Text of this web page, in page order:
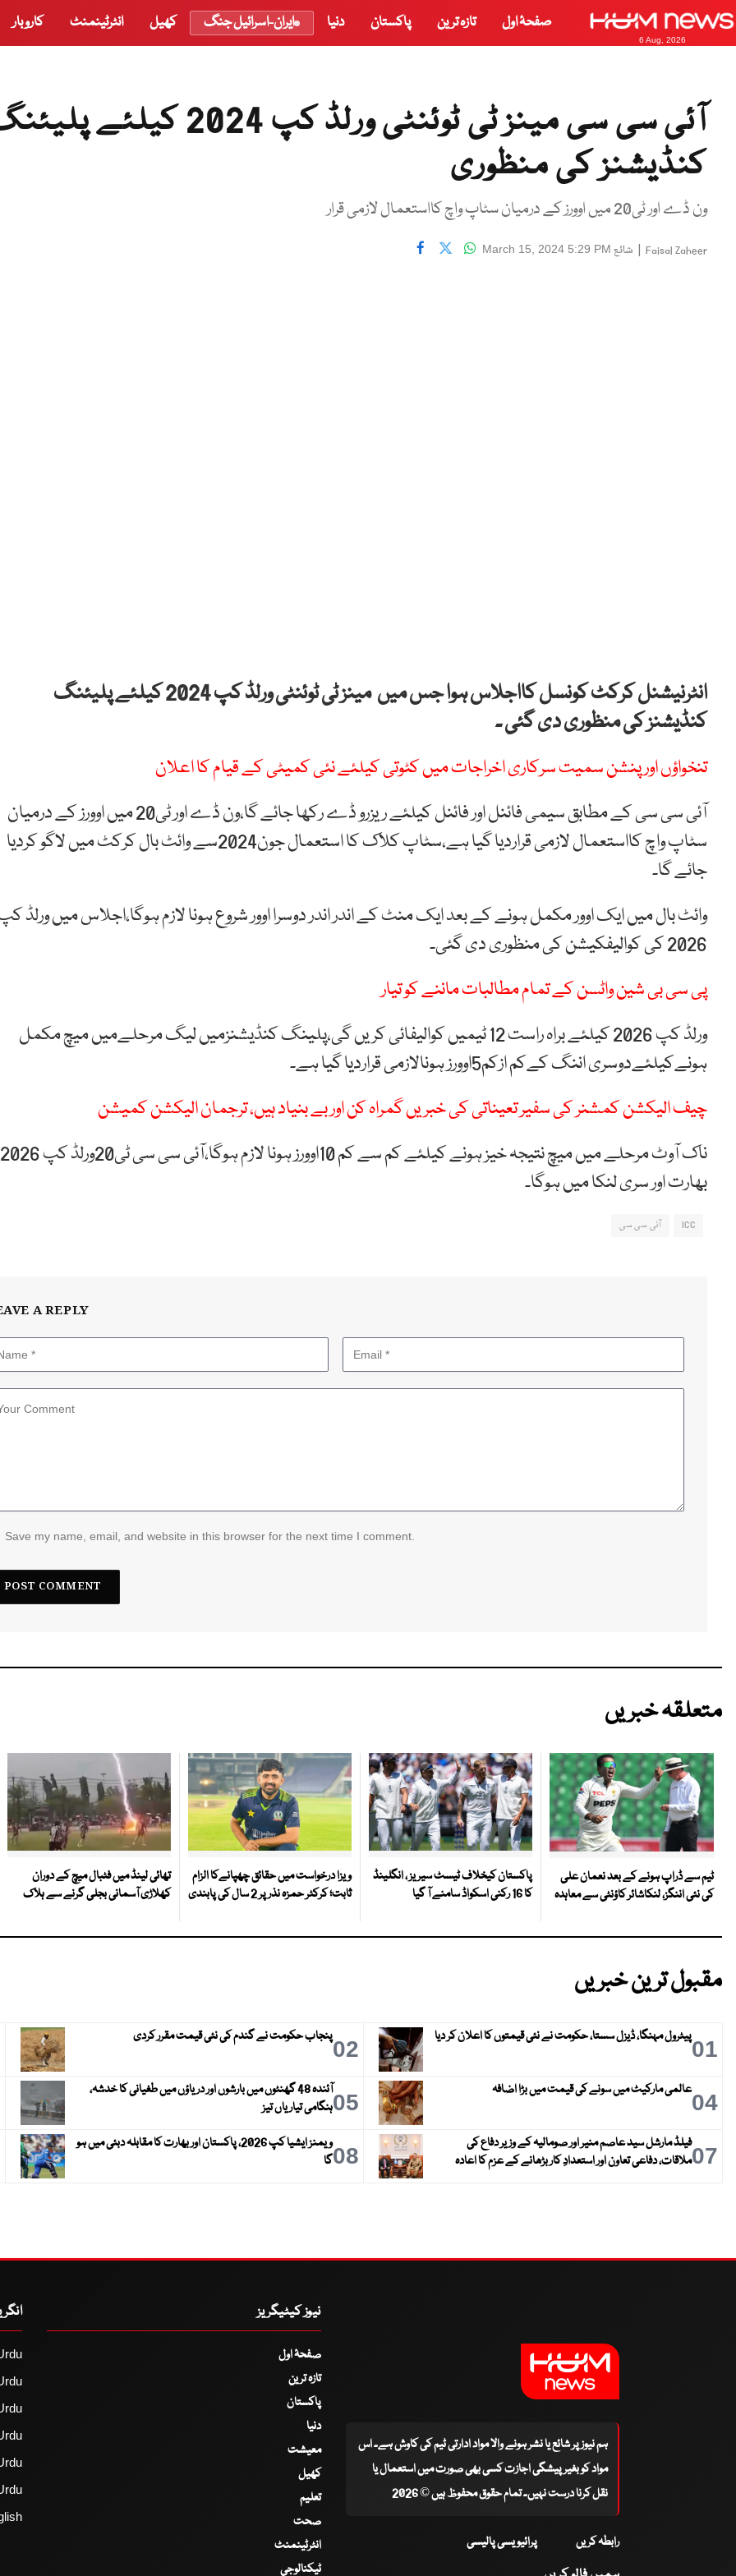
6 Aug, 2026
صفحۂ اول تازہ ترین پاکستان دنیا ایران-اسرائیل جنگ کھیل انٹرٹینمنٹ کاروبار
آئی سی سی مینز ٹی ٹوئنٹی ورلڈ کپ 2024 کیلئے
کنڈیشنز کی منظوری
ون ڈے اور ٹی20 میں اوورز کے درمیان سٹاپ واچ کااستعمال لازمی قرار
Faisal Zaheer
| شائع March 15, 2024 5:29 PM
انٹرنیشنل کرکٹ کونسل کااجلاس ہوا جس میں مینز ٹی ٹوئنٹی ورلڈ کپ 2024 کیلئے پلیئنگ
کنڈیشنز کی منظوری دی گئی ۔
تنخواؤں اور پنشن سمیت سرکاری اخراجات میں کٹوتی کیلئے نئی کمیٹی کے قیام کا اعلان
آئی سی سی کے مطابق سیمی فائنل اور فائنل کیلئے ریزرو ڈے رکھا جائے گا،ون ڈے اور ٹی20 میں اوورز کے درمیان
سٹاپ واچ کااستعمال لازمی قراردیا گیا ہے،سٹاپ کلاک کا استعمال جون2024سے وائٹ بال کرکٹ میں لاگو کردیا
جائے گا۔
وائٹ بال میں ایک اوور مکمل ہونے کے بعد ایک منٹ کے اندر اندر دوسرا اوور شروع ہونا لازم ہوگا،اجلاس میں ورلڈ
2026 کی کوالیفکیشن کی منظوری دی گئی۔
پی سی بی شین واٹسن کے تمام مطالبات ماننے کو تیار
ورلڈ کپ 2026 کیلئے براہ راست 12 ٹیمیں کوالیفائی کریں گی،پلینگ کنڈیشنزمیں لیگ مرحلےمیں میچ مکمل
ہونےکیلئےدوسری اننگ کےکم ازکم5اوورز ہونالازمی قراردیا گیا ہے۔
چیف الیکشن کمشنر کی سفیر تعیناتی کی خبریں گمراہ کن اور بے بنیاد ہیں، ترجمان الیکشن کمیشن
ناک آوٹ مرحلے میں میچ نتیجہ خیز ہونے کیلئے کم سے کم 10اوورز ہونا لازم ہوگا،آئی سی سی ٹی20ورلڈ کپ 2026
بھارت اور سری لنکا میں ہوگا۔
ICC آئی سی سی
A REPLY
Save my name, email, and website in this browser for the next time I comment.
متعلقہ خبریں
ٹیم سے ڈراپ ہونے کے بعد نعمان علی
کی نئی اننگز، لنکاشائر کاؤنٹی سے معاہدہ
پاکستان کیخلاف ٹیسٹ سیریز ، انگلینڈ
کا 16 رکنی اسکواڈ سامنے آ گیا
ویزا درخواست میں حقائق چھپانےکا الزام
ثابت؛ کرکٹر حمزہ نذر پر 2 سال کی پابندی
تھائی لینڈ میں فٹبال میچ کے دوران
کھلاڑی آسمانی بجلی گرنے سے ہلاک
مقبول ترین خبریں
01پیٹرول مہنگا، ڈیزل سستا، حکومت نے نئی قیمتوں کا اعلان کر دیا 02پنجاب حکومت نے گندم کی نئی قیمت مقرر کردی
04عالمی مارکیٹ میں سونے کی قیمت میں بڑا اضافہ 05
آئندہ 48 گھنٹوں میں بارشوں اور دریاؤں میں طغیانی کا خدشہ،
ہنگامی تیاریاں تیز
07فیلڈ مارشل سید عاصم منیر اور صومالیہ کے وزیر دفاع کی
ملاقات، دفاعی تعاون اور استعدادِ کار بڑھانے کے عزم کا اعادہ
08
ویمنز ایشیا کپ 2026، پاکستان اور بھارت کا مقابلہ دبئی میں ہو
گا
ہم نیوز پر شائع یا نشر ہونے والا مواد ادارتی ٹیم کی کاوش ہے۔ اس
مواد کو بغیر پیشگی اجازت کسی بھی صورت میں استعمال یا
نقل کرنا درست نہیں۔ تمام حقوق محفوظ ہیں © 2026
رابطہ کریں پرائیویسی پالیسی
نیوز کیٹیگریز
صفحۂ اول
تازہ ترین
پاکستان
دنیا
معیشت
کھیل
تعلیم
صحت
انٹرٹینمنٹ
ٹیکنالوجی